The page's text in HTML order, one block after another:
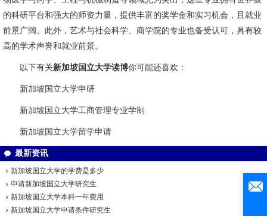
的科研平台和强大的师资力量，提供丰富的奖学金和实习机会，且就业
前景广阔。此外，艺术与社会科学、商学院的专业也备受认可，具有较
高的学术声誉和就业前景。
以下有关新加坡国立大学读博你可能还喜欢：
新加坡国立大学申研
新加坡国立大学工商管理专业学制
新加坡国立大学留学申请
最新资讯
新加坡国立大学的学费是多少
申请新加坡国立大学研究生
新加坡国立大学本科一年费用
新加坡国立大学申请条件研究生